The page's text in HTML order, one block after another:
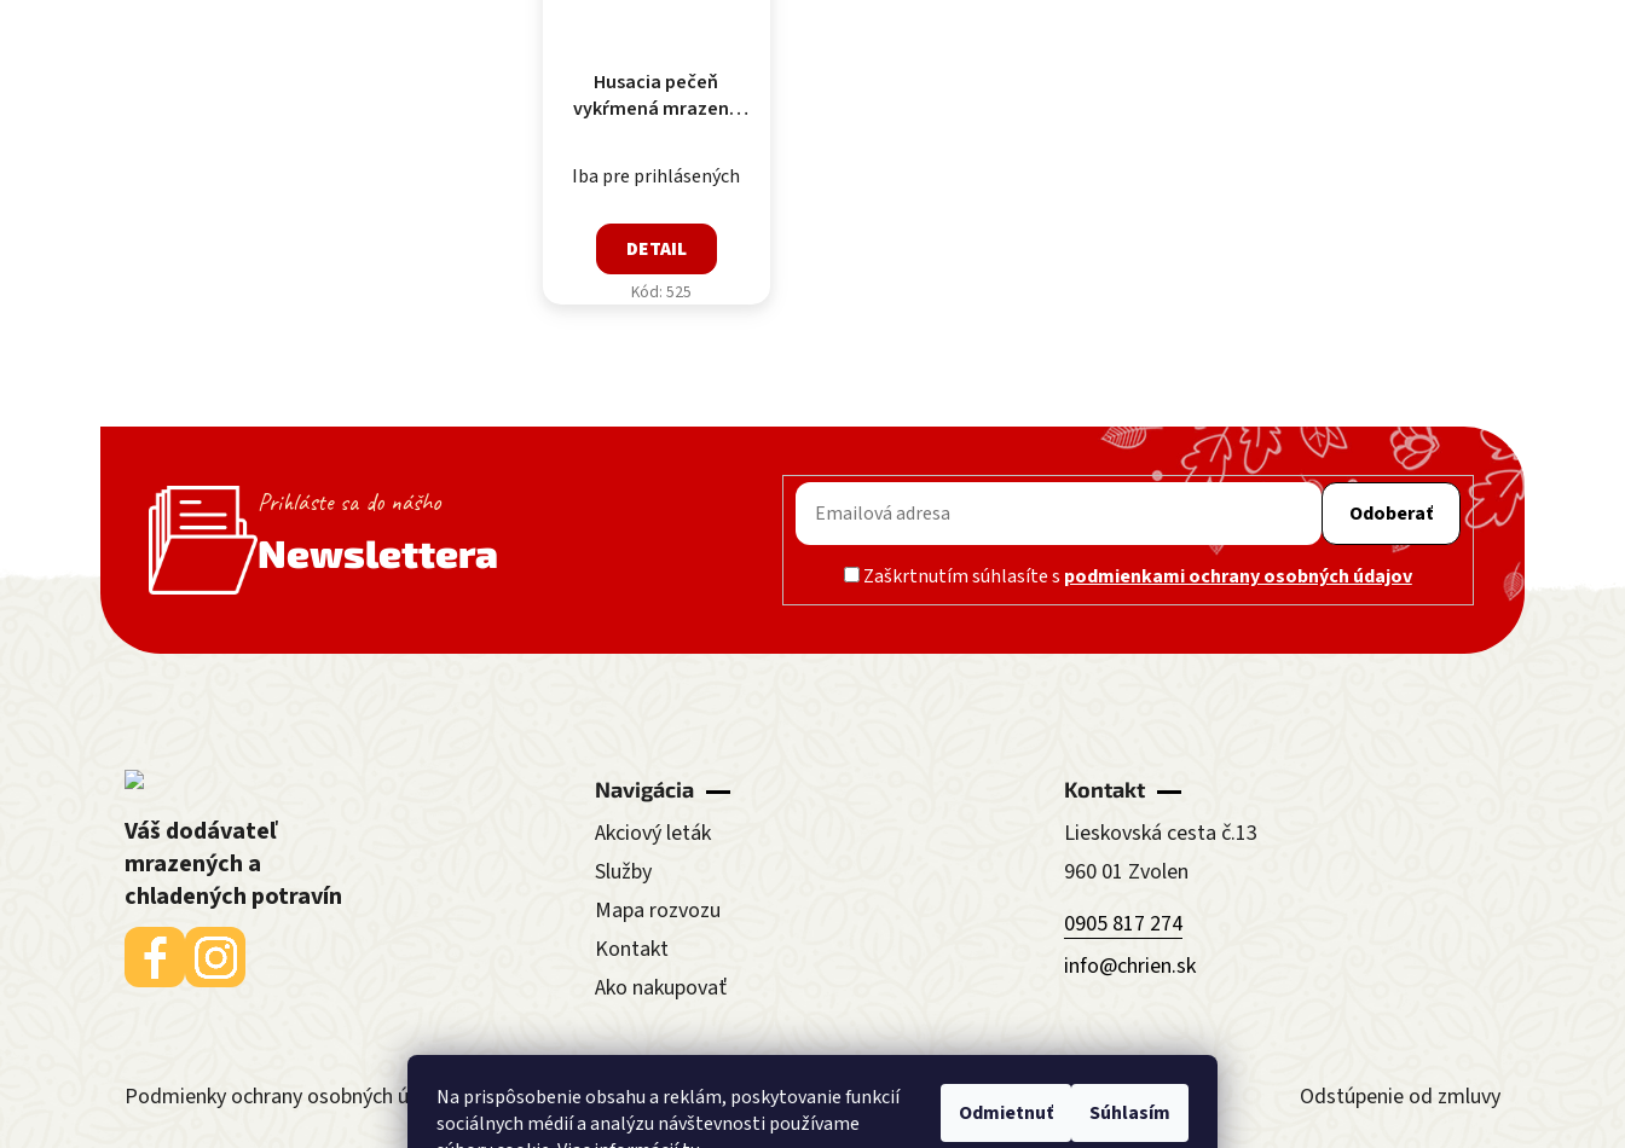
Na prispôsobenie obsahu a reklám, poskytovanie funkcií
sociálnych médií a analýzu návštevnosti používame
Odmietnuť Súhlasím
Husacia pečeň
vykŕmená mrazená
10kg/kart
Iba pre prihlásených
DETAIL
Kód:525
Prihláste sa do nášho
Newslettera
Odoberať
Zaškrtnutím súhlasíte s podmienkami ochrany osobných údajov
Zápätie
Váš dodávateľ
mrazených a
chladených potravín
Navigácia
Akciový leták
Služby
Mapa rozvozu
Kontakt
Ako nakupovať
Kontakt
Lieskovská cesta č.13
960 01 Zvolen
0905 817 274
info@chrien.sk
Podmienky ochrany osobných údajov Obchodné podmienky Reklamačný formulár Odstúpenie od zmluvy